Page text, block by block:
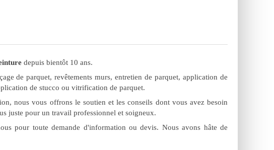
depuis bientôt 10 ans.
de parquet, revêtements murs, entretien de parquet, application de
de stucco ou vitrification de parquet.
nous vous offrons le soutien et les conseils dont vous avez besoin
juste pour un travail professionnel et soigneux.
pour toute demande d'information ou devis. Nous avons hâte de